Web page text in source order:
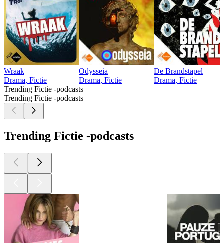
Wraak
Drama, Fictie
Odysseia
Drama, Fictie
De Brandstapel
Drama, Fictie
Trending Fictie -podcasts
Trending Fictie -podcasts
Trending Fictie -podcasts